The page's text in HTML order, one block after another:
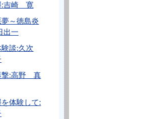
:吉崎 寛
～徳島炎
出一
談:久次
撃:高野 真
体験して: